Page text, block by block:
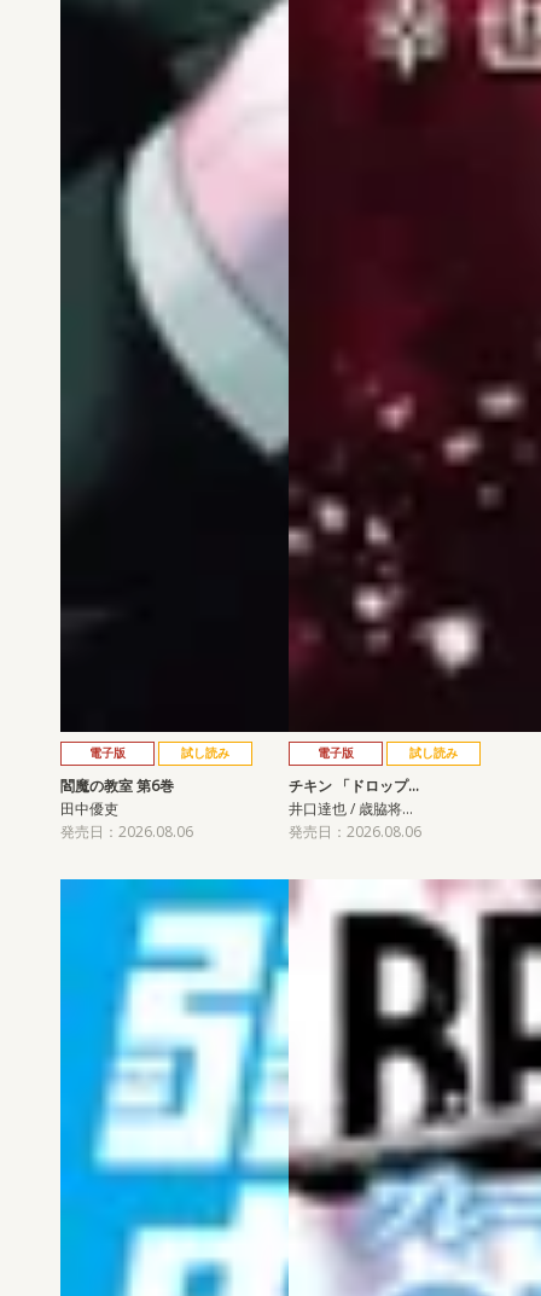
電子版 試し読み
閻魔の教室 第6巻
田中優吏
発売日：2026.08.06
電子版 試し読み
チキン 「ドロップ…
井口達也 / 歳脇将…
発売日：2026.08.06